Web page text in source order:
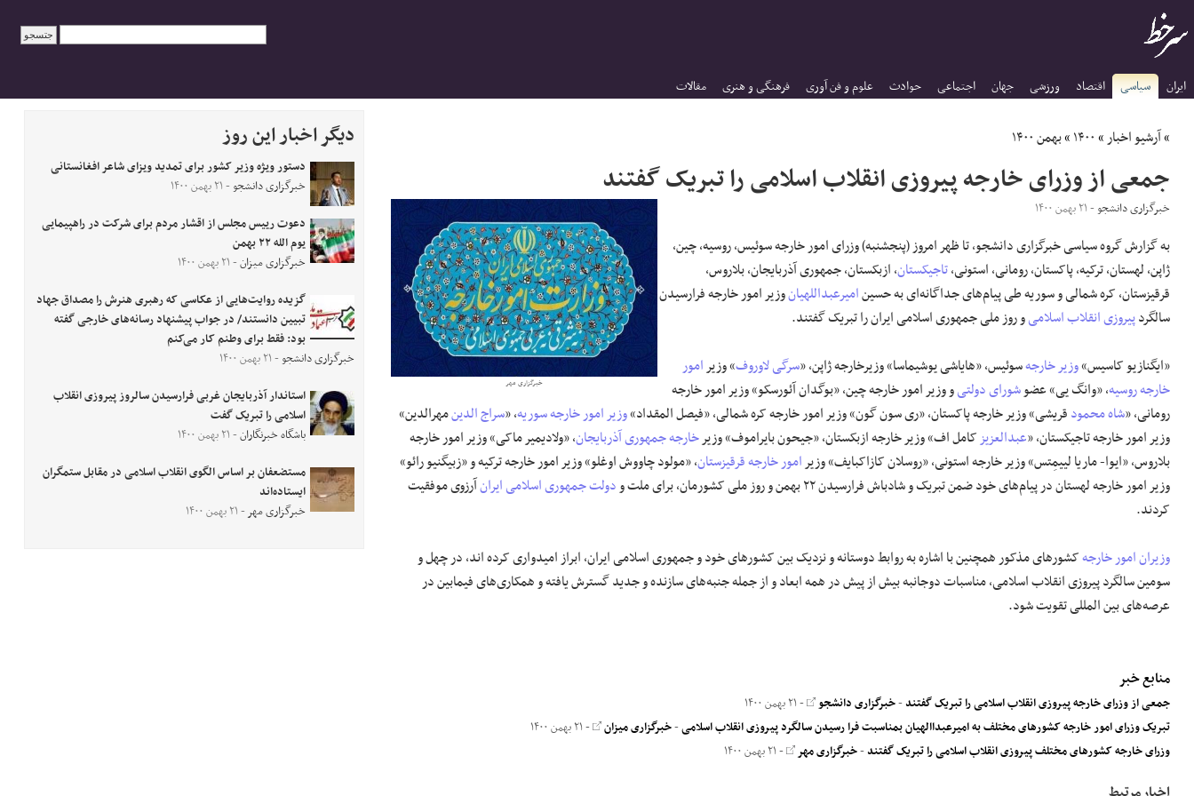
ایران سیاسی اقتصاد ورزشی جهان اجتماعی حوادث علوم و فن آوری فرهنگی و هنری مقالات
»آرشیو اخبار»۱۴۰۰»بهمن ۱۴۰۰
جمعی از وزرای خارجه پیروزی انقلاب اسلامی را تبریک گفتند
خبرگزاری مهر
خبرگزاری دانشجو- ۲۱ بهمن ۱۴۰۰
به گزارش گروه سیاسی خبرگزاری دانشجو، تا ظهر امروز (پنجشنبه) وزرای امور خارجه سوئیس، روسیه، چین،
ژاپن، لهستان، ترکیه، پاکستان، رومانی، استونی،تاجیکستان، ازبکستان، جمهوری آذربایجان، بلاروس،
قرقیزستان، کره شمالی و سوریه طی پیام‌های جداگانه‌ای به حسینامیرعبداللهیانوزیر امور خارجه فرارسیدن
سالگردپیروزی انقلاب اسلامیو روز ملی جمهوری اسلامی ایران را تبریک گفتند.
«ایگنازیو کاسیس»وزیر خارجهسوئیس، «هایاشی یوشیماسا» وزیرخارجه ژاپن، «سرگی لاوروف» وزیرامور
خارجه روسیه، «وانگ یی» عضوشورای دولتیو وزیر امور خارجه چین، «بوگدان آئورسکو» وزیر امور خارجه
رومانی، «شاه محمودقریشی» وزیر خارجه پاکستان، «ری سون گون» وزیر امور خارجه کره شمالی، «فیصل المقداد»وزیر امور خارجه سوریه، «سراج الدینمهرالدین»
وزیر امور خارجه تاجیکستان، «عبدالعزیزکامل اف» وزیر خارجه ازبکستان، «جیحون بایراموف» وزیرخارجه جمهوری آذربایجان، «ولادیمیر ماکی» وزیر امور خارجه
بلاروس، «ایوا- ماریا لییمِتس» وزیر خارجه استونی، «روسلان کازاکبایف» وزیرامور خارجه قرقیزستان، «مولود چاووش اوغلو» وزیر امور خارجه ترکیه و «زبیگنیو رائو»
وزیر امور خارجه لهستان در پیام‌های خود ضمن تبریک و شادباش فرارسیدن ۲۲ بهمن و روز ملی کشورمان، برای ملت و
دولت جمهوری اسلامی ایرانآرزوی موفقیت
کردند.
وزیران امور خارجهکشور‌های مذکور همچنین با اشاره به روابط دوستانه و نزدیک بین کشور‌های خود و جمهوری اسلامی ایران، ابراز امیدواری کرده اند، در چهل و
سومین سالگرد پیروزی انقلاب اسلامی، مناسبات دوجانبه بیش از پیش در همه ابعاد و از جمله جنبه‌های سازنده و جدید گسترش یافته و همکاری‌های فیمابین در
عرصه‌های بین المللی تقویت شود.
منابع خبر
جمعی از وزرای خارجه پیروزی انقلاب اسلامی را تبریک گفتند-خبرگزاری دانشجو - ۲۱ بهمن ۱۴۰۰
تبریک وزرای امور خارجه کشورهای مختلف به امیرعبداالهیان بمناسبت فرا رسیدن سالگرد پیروزی انقلاب اسلامی-خبرگزاری میزان - ۲۱ بهمن ۱۴۰۰
وزرای خارجه کشورهای مختلف پیروزی انقلاب اسلامی را تبریک گفتند-خبرگزاری مهر - ۲۱ بهمن ۱۴۰۰
دیگر اخبار این روز
دستور ویژه وزیر کشور برای تمدید ویزای شاعر افغانستانی
خبرگزاری دانشجو- ۲۱ بهمن ۱۴۰۰
دعوت رییس مجلس از اقشار مردم برای شرکت در راهپیمایی
یوم الله ۲۲ بهمن
خبرگزاری میزان- ۲۱ بهمن ۱۴۰۰
گزیده روایت‌هایی از عکاسی که رهبری هنرش را مصداق جهاد
تبیین دانستند/ در جواب پیشنهاد رسانه‌های خارجی گفته
بود: فقط برای وطنم کار می‌کنم
خبرگزاری دانشجو- ۲۱ بهمن ۱۴۰۰
استاندار آذربایجان غربی فرارسیدن سالروز پیروزی انقلاب
اسلامی را تبریک گفت
باشگاه خبرنگاران- ۲۱ بهمن ۱۴۰۰
مستضعفان بر اساس الگوی انقلاب اسلامی در مقابل ستمگران
ایستاده‌اند
خبرگزاری مهر- ۲۱ بهمن ۱۴۰۰